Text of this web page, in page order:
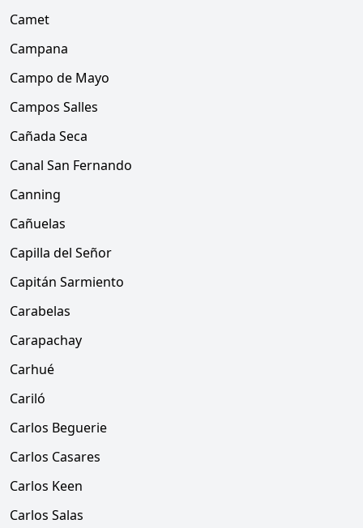
Camet
Campana
Campo de Mayo
Campos Salles
Cañada Seca
Canal San Fernando
Canning
Cañuelas
Capilla del Señor
Capitán Sarmiento
Carabelas
Carapachay
Carhué
Cariló
Carlos Beguerie
Carlos Casares
Carlos Keen
Carlos Salas